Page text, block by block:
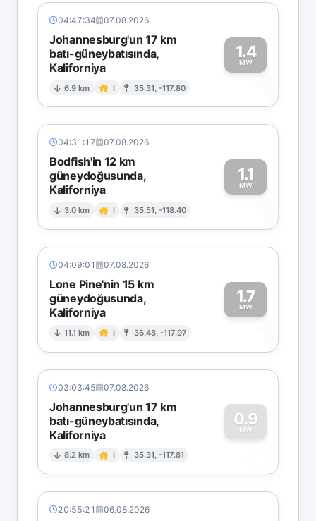
04:47:34 07.08.2026
Johannesburg'un 17 km
batı-güneybatısında,
Kaliforniya
6.9 km I 35.31, -117.80
1.4
MW
1
04:31:17 07.08.2026
Bodfish'in 12 km
güneydoğusunda,
Kaliforniya
3.0 km I 35.51, -118.40
1.1
MW
1
04:09:01 07.08.2026
Lone Pine'nin 15 km
güneydoğusunda,
Kaliforniya
11.1 km I 36.48, -117.97
1.7
MW
1
03:03:45 07.08.2026
Johannesburg'un 17 km
batı-güneybatısında,
Kaliforniya
8.2 km I 35.31, -117.81
0.9
MW
0
20:55:21 06.08.2026